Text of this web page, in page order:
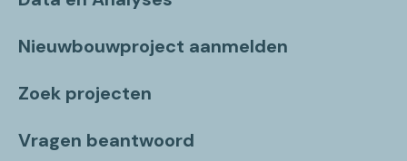
Nieuwbouwproject aanmelden
Zoek projecten
Vragen beantwoord